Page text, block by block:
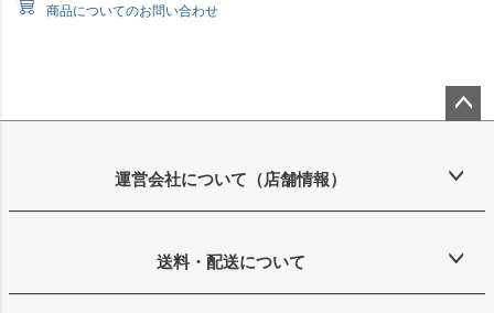
商品についてのお問い合わせ
ップ
運営会社について（店舗情報）
送料・配送について